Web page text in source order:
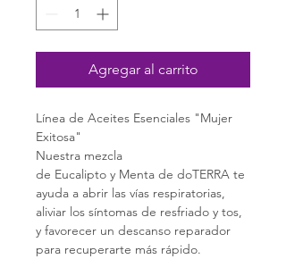
Agregar al carrito
Línea de Aceites Esenciales "Mujer
Exitosa"
Nuestra mezcla
de Eucalipto y Menta de doTERRA te
ayuda a abrir las vías respiratorias,
aliviar los síntomas de resfriado y tos,
y favorecer un descanso reparador
para recuperarte más rápido.